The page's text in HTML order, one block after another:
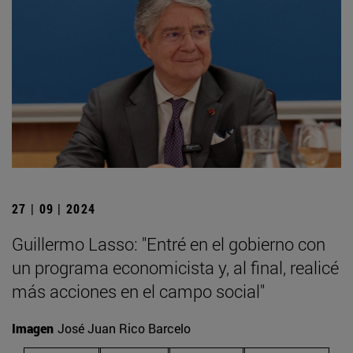
27 | 09 | 2024
Guillermo Lasso: "Entré en el gobierno con
un programa economicista y, al final, realicé
más acciones en el campo social"
Imagen José Juan Rico Barcelo